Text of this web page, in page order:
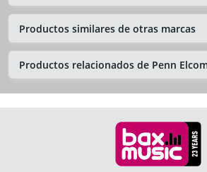
Productos similares de otras marcas
Productos relacionados de Penn